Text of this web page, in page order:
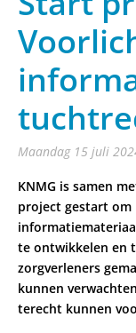
maandag 15 juli
KNMG is samen
project gestart om
te ontwikkelen en
zorgverleners
kunnen
terecht kunnen